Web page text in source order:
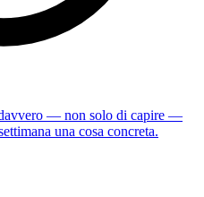
davvero — non solo di capire —
una cosa concreta.